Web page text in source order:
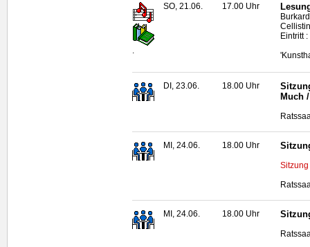
SO, 21.06. 17.00 Uhr
Eintritt
DI, 23.06. 18.00 Uhr
Much
MI, 24.06. 18.00 Uhr
MI, 24.06. 18.00 Uhr